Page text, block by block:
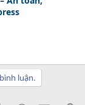
luận.